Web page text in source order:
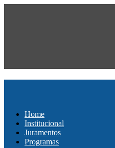
Home
Institucional
Juramentos
Programas